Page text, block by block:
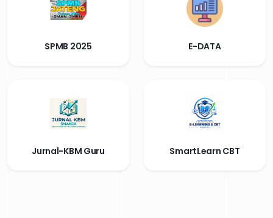
SPMB 2025 E-DATA
Jurnal-KBM Guru SmartLearn CBT